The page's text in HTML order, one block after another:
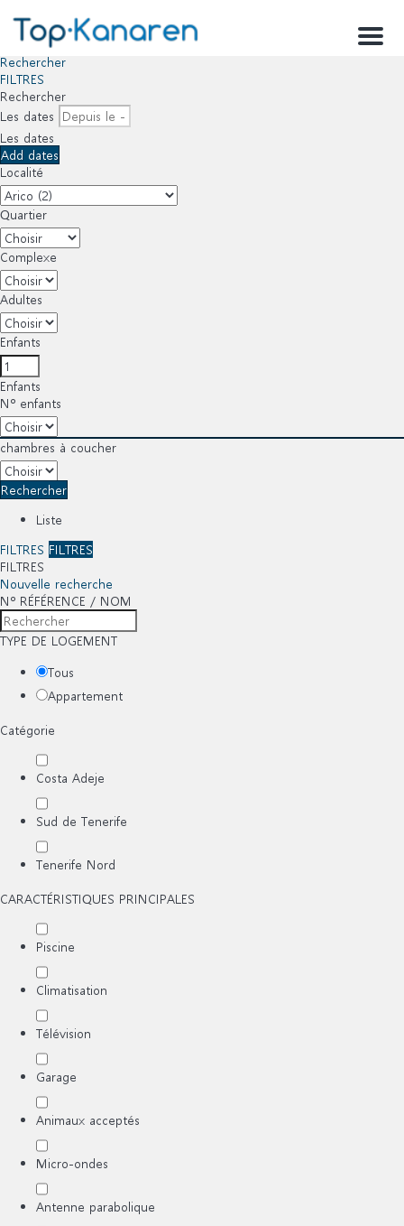
Menu
Rechercher
FILTRES
Rechercher
Les dates
Les dates
Add dates
Localité
Quartier
Complexe
Adultes
Enfants
Enfants
Nº enfants
chambres à coucher
Rechercher
Liste
FILTRES FILTRES
FILTRES
Nouvelle recherche
Nº RÉFÉRENCE / NOM
TYPE DE LOGEMENT
Tous
Appartement
Catégorie
Costa Adeje
Sud de Tenerife
Tenerife Nord
CARACTÉRISTIQUES PRINCIPALES
Piscine
Climatisation
Télévision
Garage
Animaux acceptés
Micro-ondes
Antenne parabolique